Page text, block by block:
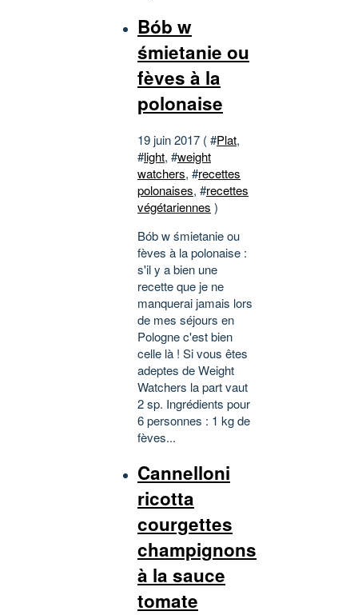
Bób w
śmietanie ou
fèves à la
polonaise
19 juin 2017 ( #Plat,
#light, #weight
watchers, #recettes
polonaises, #recettes
végétariennes )
Bób w śmietanie ou
fèves à la polonaise :
s'il y a bien une
recette que je ne
manquerai jamais lors
de mes séjours en
Pologne c'est bien
celle là ! Si vous êtes
adeptes de Weight
Watchers la part vaut
2 sp. Ingrédients pour
6 personnes : 1 kg de
fèves...
Cannelloni
ricotta
courgettes
champignons
à la sauce
tomate